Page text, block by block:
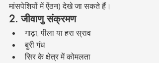
मांसपेशियों में ऐंठन) देखे जा सकते हैं।
2. जीवाणु संक्रमण
गाढ़ा, पीला या हरा स्राव
बुरी गंध
सिर के क्षेत्र में कोमलता